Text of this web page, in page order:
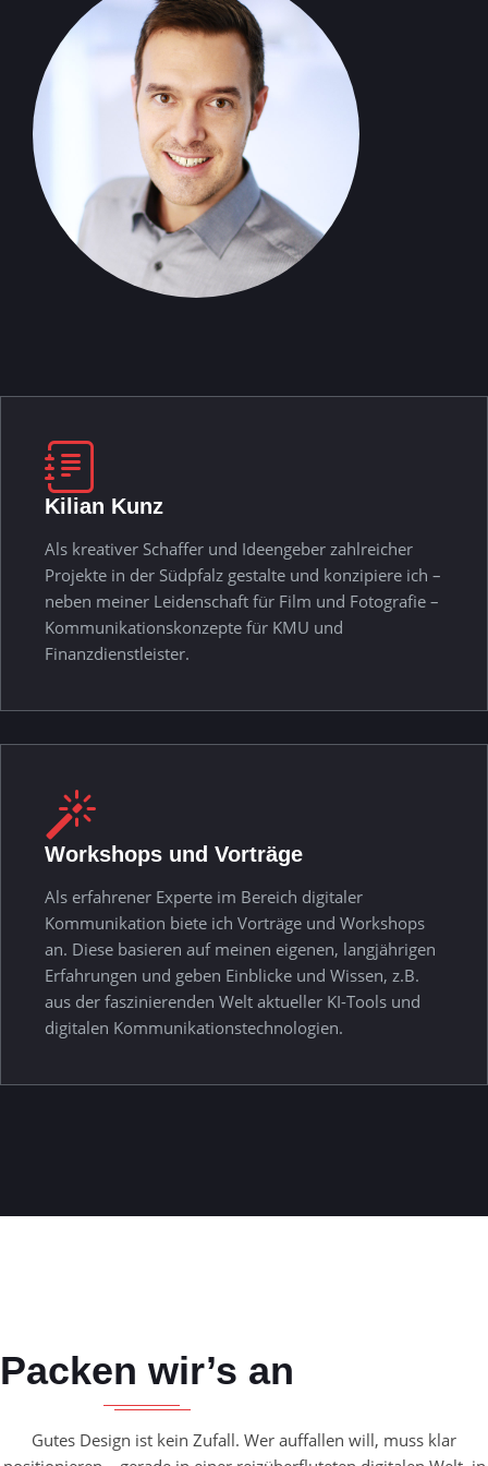
Kilian Kunz
Als kreativer Schaffer und Ideengeber zahlreicher
Projekte in der Südpfalz gestalte und konzipiere ich –
neben meiner Leidenschaft für Film und Fotografie –
Kommunikationskonzepte für KMU und
Finanzdienstleister.
Workshops und Vorträge
Als erfahrener Experte im Bereich digitaler
Kommunikation biete ich Vorträge und Workshops
an. Diese basieren auf meinen eigenen, langjährigen
Erfahrungen und geben Einblicke und Wissen, z.B.
aus der faszinierenden Welt aktueller KI-Tools und
digitalen Kommunikationstechnologien.
Packen wir’s an
Gutes Design ist kein Zufall. Wer auffallen will, muss klar